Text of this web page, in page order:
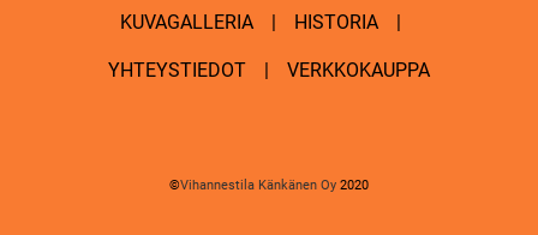
KUVAGALLERIA HISTORIA
YHTEYSTIEDOT VERKKOKAUPPA
©Vihannestila Känkänen Oy 2020